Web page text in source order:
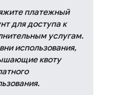
платежный
для доступа к
услугам.
использования,
квоту